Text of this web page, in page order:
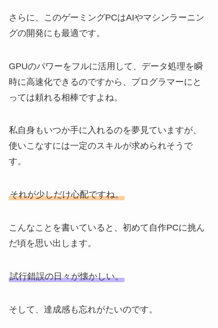
さらに、このゲーミングPCはAIやマシンラーニン
グの開発にも最適です。
GPUのパワーをフルに活用して、データ処理を瞬
時に高速化できるのですから、プログラマーにと
っては頼れる相棒ですよね。
私自身もいつか手に入れるのを夢見ていますが、
使いこなすには一定のスキルが求められそうで
す。
それが少しだけ心配ですね。
こんなことを書いていると、初めて自作PCに挑ん
だ頃を思い出します。
試行錯誤の日々が懐かしい。
そして、達成感も忘れがたいのです。